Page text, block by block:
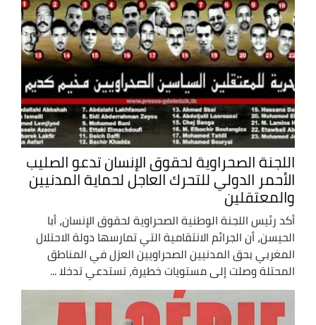
اللجنة الصحراوية لحقوق الإنسان تدعو الصليب
الأحمر الدولي للتحرك العاجل لحماية المدنيين
والمعتقلين
أكد رئيس اللجنة الوطنية الصحراوية لحقوق الإنسان، أبا
الحيسن، أن الجرائم الانتقامية التي تمارسها دولة الاحتلال
المغربي بحق المدنيين الصحراويين العزل في المناطق
المحتلة وصلت إلى مستويات خطيرة، تستدعي تدخلا ...